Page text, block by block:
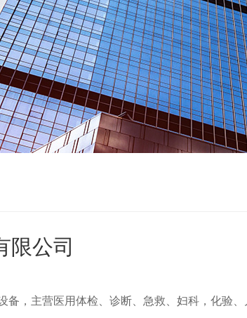
限公司
，主营医用体检、诊断、急救、妇科，化验、